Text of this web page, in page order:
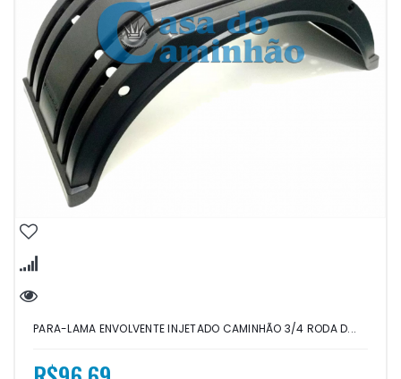
PARA-LAMA ENVOLVENTE INJETADO CAMINHÃO 3/4 RODA D...